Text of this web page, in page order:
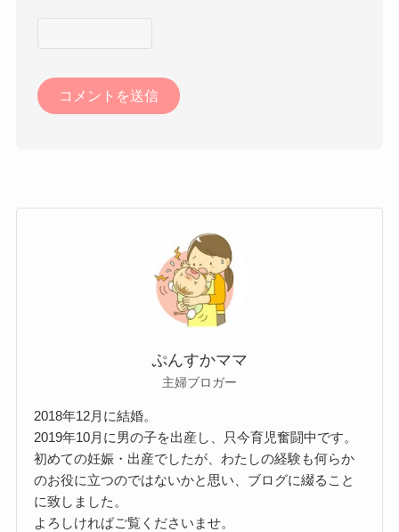
ぷんすかママ
主婦ブロガー
2018年12月に結婚。
2019年10月に男の子を出産し、只今育児奮闘中です。
初めての妊娠・出産でしたが、わたしの経験も何らか
のお役に立つのではないかと思い、ブログに綴ること
に致しました。
よろしければご覧くださいませ。